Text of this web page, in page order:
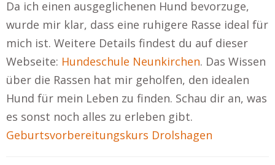
Da ich einen ausgeglichenen Hund bevorzuge,
wurde mir klar, dass eine ruhigere Rasse ideal für
mich ist. Weitere Details findest du auf dieser
Webseite: Hundeschule Neunkirchen. Das Wissen
über die Rassen hat mir geholfen, den idealen
Hund für mein Leben zu finden. Schau dir an, was
es sonst noch alles zu erleben gibt.
Geburtsvorbereitungskurs Drolshagen